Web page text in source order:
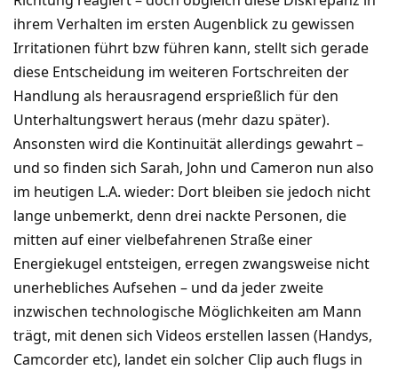
ihrem Verhalten im ersten Augenblick zu gewissen
Irritationen führt bzw führen kann, stellt sich gerade
diese Entscheidung im weiteren Fortschreiten der
Handlung als herausragend ersprießlich für den
Unterhaltungswert heraus (mehr dazu später).
Ansonsten wird die Kontinuität allerdings gewahrt –
und so finden sich Sarah, John und Cameron nun also
im heutigen L.A. wieder: Dort bleiben sie jedoch nicht
lange unbemerkt, denn drei nackte Personen, die
mitten auf einer vielbefahrenen Straße einer
Energiekugel entsteigen, erregen zwangsweise nicht
unerhebliches Aufsehen – und da jeder zweite
inzwischen technologische Möglichkeiten am Mann
trägt, mit denen sich Videos erstellen lassen (Handys,
Camcorder etc), landet ein solcher Clip auch flugs in